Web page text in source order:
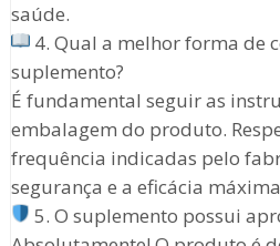
saúde.
4. Qual a melhor forma de
suplemento?
É fundamental seguir as
embalagem do produto.
frequência indicadas pelo
segurança e a eficácia
5. O suplemento possui